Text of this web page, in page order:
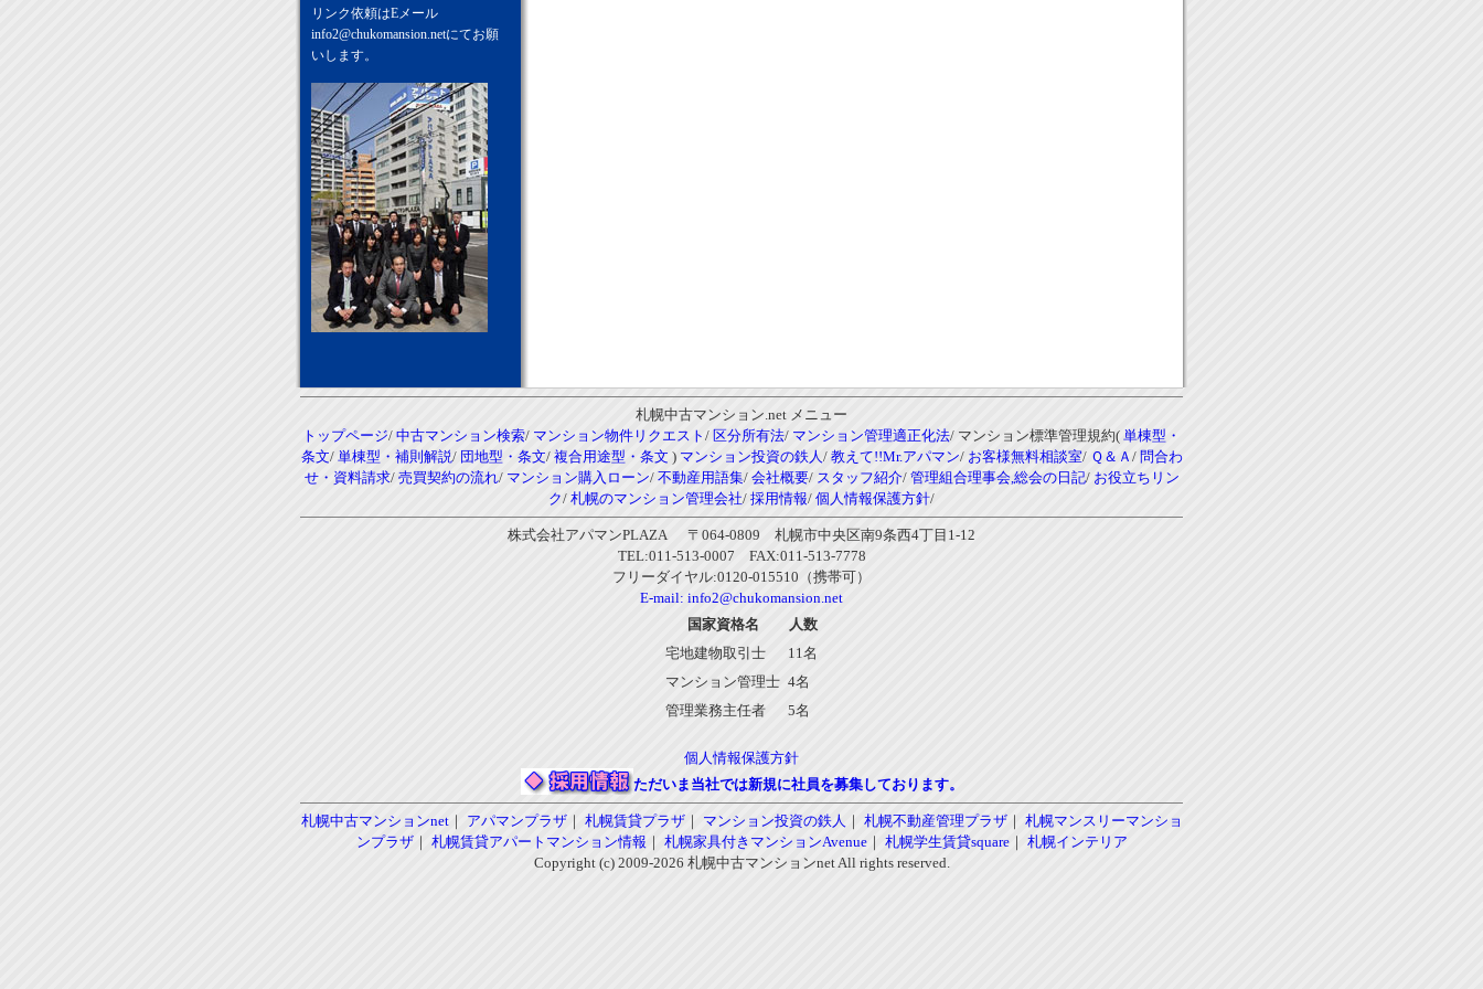
リンク依頼はEメール
info2@chukomansion.netにてお願
いします。
札幌中古マンション.net メニュー
トップページ/ 中古マンション検索/ マンション物件リクエスト / 区分所有法/ マンション管理適正化法/ マンション標準管理規約( 単棟型・
条文/ 単棟型・補則解説/ 団地型・条文/ 複合用途型・条文 ) マンション投資の鉄人/ 教えて!!Mr.アパマン/ お客様無料相談室/ Ｑ＆Ａ / 問合わ
せ・資料請求/ 売買契約の流れ/ マンション購入ローン/ 不動産用語集/ 会社概要/ スタッフ紹介/ 管理組合理事会,総会の日記/ お役立ちリン
ク/ 札幌のマンション管理会社/ 採用情報/ 個人情報保護方針/
株式会社アパマンPLAZA 〒064-0809 札幌市中央区南9条西4丁目1-12
TEL:011-513-0007 FAX:011-513-7778
フリーダイヤル:0120-015510（携帯可）
E-mail: info2@chukomansion.net
国家資格名
人数
宅地建物取引士
11名
マンション管理士 4名
管理業務主任者
5名
個人情報保護方針
ただいま当社では新規に社員を募集しております。
札幌中古マンションnet｜ アパマンプラザ｜ 札幌賃貸プラザ｜ マンション投資の鉄人 ｜ 札幌不動産管理プラザ｜ 札幌マンスリーマンショ
ンプラザ｜ 札幌賃貸アパートマンション情報 ｜ 札幌家具付きマンションAvenue｜ 札幌学生賃貸square｜ 札幌インテリア
Copyright (c) 2009-2026 札幌中古マンションnet All rights reserved.